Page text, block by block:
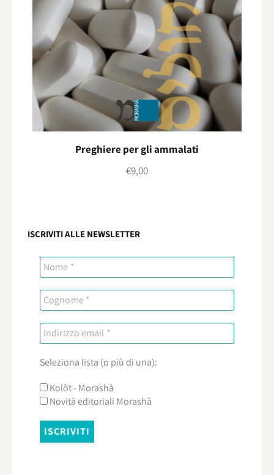
Preghiere per gli ammalati
€9,00
ISCRIVITI ALLE NEWSLETTER
Seleziona lista (o più di una):
Kolòt - Morashà
Novità editoriali Morashà